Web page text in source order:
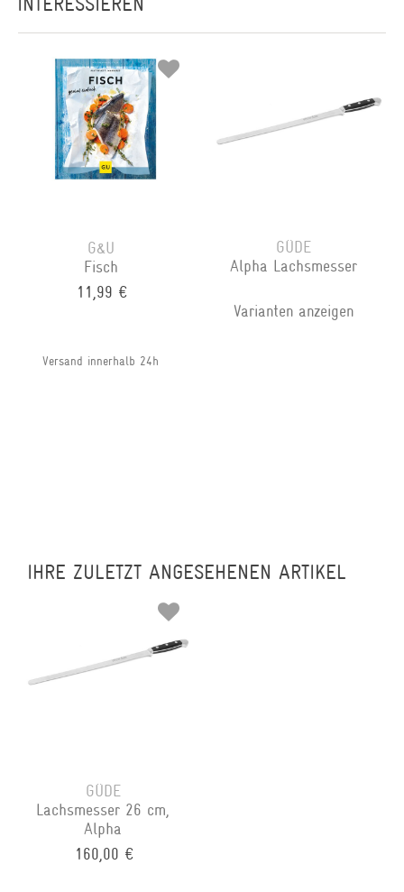
G&U
Fisch
11,99 €
Versand innerhalb 24h
GÜDE
Alpha Lachsmesser
Varianten anzeigen
IHRE ZULETZT ANGESEHENEN ARTIKEL
GÜDE
Lachsmesser 26 cm,
Alpha
160,00 €